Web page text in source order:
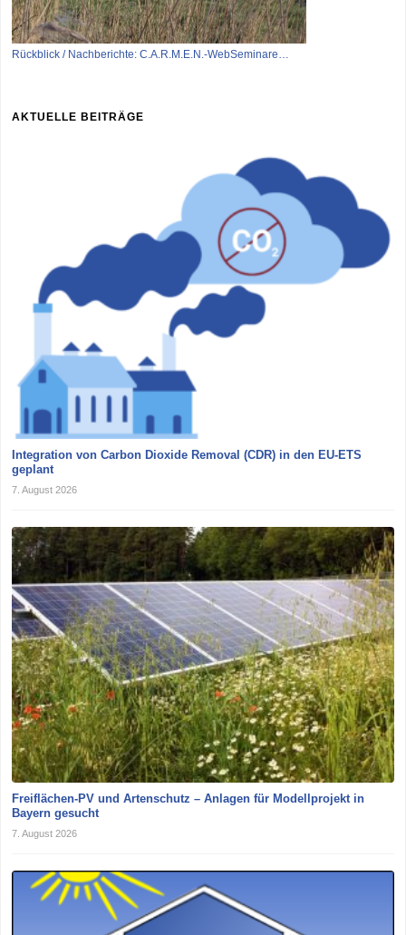
Rückblick / Nachberichte: C.A.R.M.E.N.-WebSeminare…
AKTUELLE BEITRÄGE
Integration von Carbon Dioxide Removal (CDR) in den EU-ETS
geplant
7. August 2026
Freiflächen-PV und Artenschutz – Anlagen für Modellprojekt in
Bayern gesucht
7. August 2026